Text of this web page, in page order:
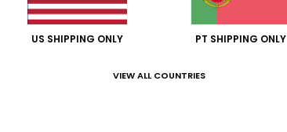
dos clientes
US SHIPPING ONLY PT SHIPPING ONLY
VIEW ALL COUNTRIES